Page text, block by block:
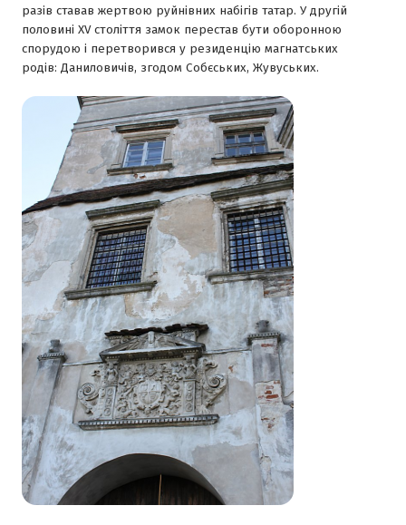
разів ставав жертвою руйнівних набігів татар. У другій
половині ХV століття замок перестав бути оборонною
спорудою і перетворився у резиденцію магнатських
родів: Даниловичів, згодом Собєських, Жувуських.